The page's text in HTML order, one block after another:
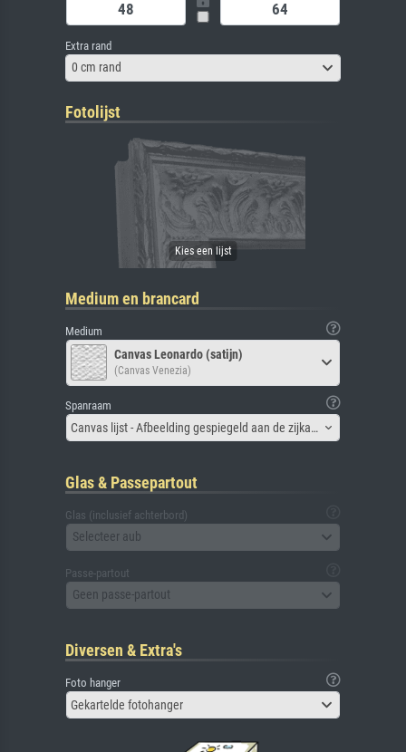
Extra rand
0 cm rand
Fotolijst
Medium en brancard
Medium
Canvas Leonardo (satijn)
(Canvas Venezia)
Spanraam
Canvas lijst - Afbeelding gespiegeld aan de zijkant
Glas & Passepartout
Glas (inclusief achterbord)
Selecteer aub
Passe-partout
Geen passe-partout
Diversen & Extra's
Foto hanger
Gekartelde fotohanger